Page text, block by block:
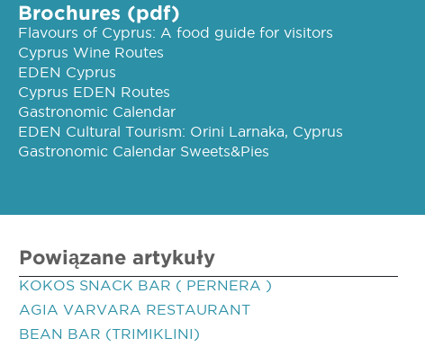
Brochures (pdf)
Flavours of Cyprus: A food guide for visitors
Cyprus Wine Routes
EDEN Cyprus
Cyprus EDEN Routes
Gastronomic Calendar
EDEN Cultural Tourism: Orini Larnaka, Cyprus
Gastronomic Calendar Sweets&Pies
Powiązane artykuły
KOKOS SNACK BAR ( PERNERA )
AGIA VARVARA RESTAURANT
BEAN BAR (TRIMIKLINI)